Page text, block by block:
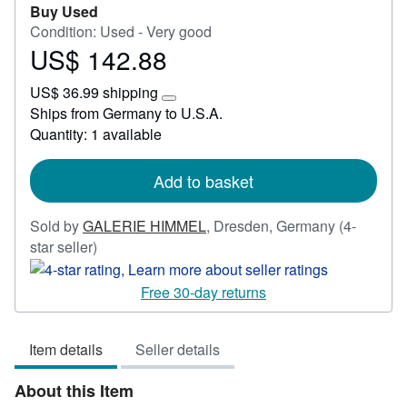
Buy Used
Condition: Used - Very good
Price
142.88
US$ 142.88
US$ 36.99 shipping
Learn
more
rates
Ships from Germany to U.S.A.
Quantity: 1 available
Add to basket
Sold byGALERIE HIMMEL, Dresden, Germany (4-
star seller)
rating
out
5
stars
Free 30-day returns
Item details Seller details
About this Item